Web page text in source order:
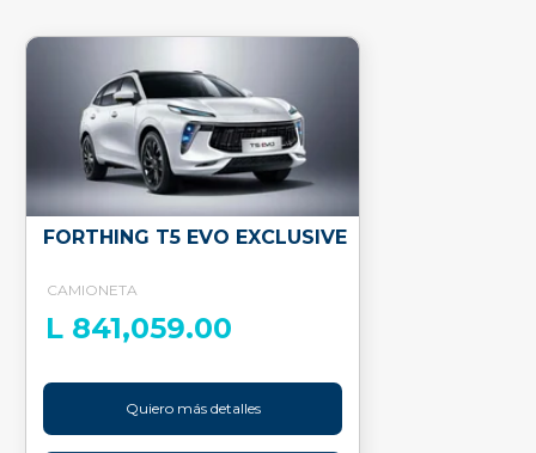
FORTHING T5 EVO EXCLUSIVE
CAMIONETA
L 841,059.00
Quiero más detalles